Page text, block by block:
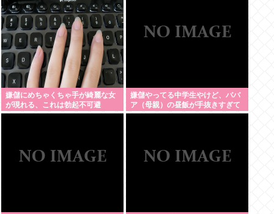
嫌儲にめちゃくちゃ手が綺麗な女
が現れる、これは勃起不可避
嫌儲やってる中学生やけど、ババ
ア（母親）の昼飯が手抜きすぎて
キレそう